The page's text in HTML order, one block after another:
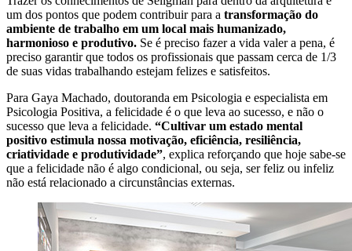
um dos pontos que podem contribuir para a transformação do
ambiente de trabalho em um local mais humanizado,
harmonioso e produtivo. Se é preciso fazer a vida valer a pena, é
preciso garantir que todos os profissionais que passam cerca de 1/3
de suas vidas trabalhando estejam felizes e satisfeitos.
Para Gaya Machado, doutoranda em Psicologia e especialista em
Psicologia Positiva, a felicidade é o que leva ao sucesso, e não o
sucesso que leva a felicidade. “Cultivar um estado mental
positivo estimula nossa motivação, eficiência, resiliência,
criatividade e produtividade”, explica reforçando que hoje sabe-se
que a felicidade não é algo condicional, ou seja, ser feliz ou infeliz
não está relacionado a circunstâncias externas.